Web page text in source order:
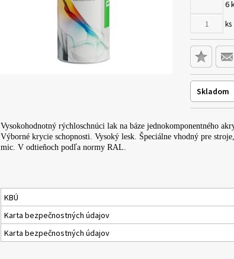
6
ks
Skladom
Vysokohodnotný rýchloschnúci lak na báze jednokomponentného
Výborné krycie schopnosti. Vysoký lesk. Špeciálne vhodný pre
mic. V odtieňoch podľa normy RAL.
KBÚ
Karta bezpečnostných údajov
Karta bezpečnostných údajov